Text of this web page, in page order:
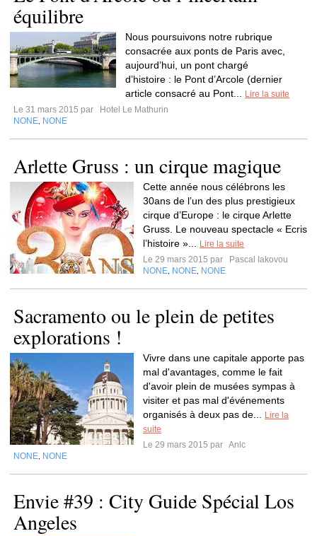
équilibre
Nous poursuivons notre rubrique
consacrée aux ponts de Paris avec,
aujourd’hui, un pont chargé
d’histoire : le Pont d’Arcole (dernier
article consacré au Pont...
Lire la suite
Le 31 mars 2015 par
Hotel Le Mathurin
NONE NONE
Arlette Gruss : un cirque magique
Cette année nous célébrons les
30ans de l’un des plus prestigieux
cirque d’Europe : le cirque Arlette
Gruss. Le nouveau spectacle « Ecris
l’histoire »...
Lire la suite
Le 29 mars 2015 par
Pascal Iakovou
NONE NONE NONE
Sacramento ou le plein de petites
explorations !
Vivre dans une capitale apporte pas
mal d'avantages, comme le fait
d'avoir plein de musées sympas à
visiter et pas mal d'événements
organisés à deux pas de...
Lire la
suite
Le 29 mars 2015 par Anlc
NONE NONE
Envie #39 : City Guide Spécial Los
Angeles